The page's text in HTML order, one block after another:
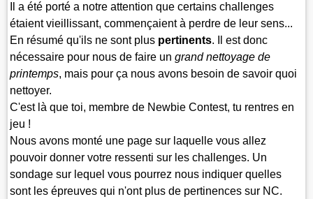
Il a été porté a notre attention que certains challenges
étaient vieillissant, commençaient à perdre de leur sens...
En résumé qu'ils ne sont plus pertinents. Il est donc
nécessaire pour nous de faire ungrand nettoyage de
printemps, mais pour ça nous avons besoin de savoir quoi
nettoyer.
C'est là que toi, membre de Newbie Contest, tu rentres en
jeu !
Nous avons monté une page sur laquelle vous allez
pouvoir donner votre ressenti sur les challenges. Un
sondage sur lequel vous pourrez nous indiquer quelles
sont les épreuves qui n'ont plus de pertinences sur NC.